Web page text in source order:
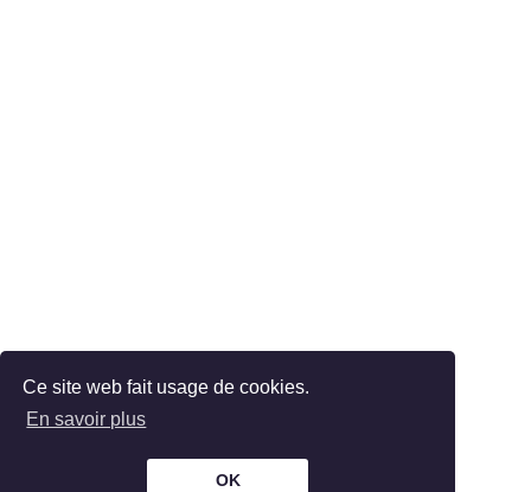
Ce site web fait usage de cookies.
En savoir plus
OK